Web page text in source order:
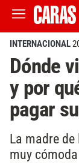
INTERNACIONAL
Dónde
y por
pagar
La madre
muy